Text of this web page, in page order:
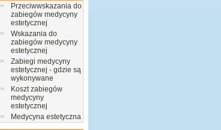
Przeciwwskazania do
zabiegów medycyny
estetycznej
Wskazania do
zabiegów medycyny
estetycznej
Zabiegi medycyny
estetycznej - gdzie są
wykonywane
Koszt zabiegów
medycyny
estetycznej
Medycyna estetyczna